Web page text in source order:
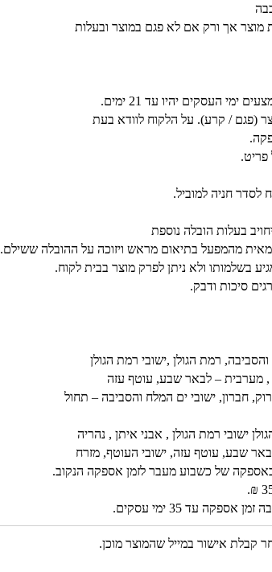
אך ורק אם לא פגם במוצר ובעלות
העסקים יהיו עד 21 ימים.
(פגם / קרע). על הלקוח לוודא בעת
לסדר חניה למוביל.
בעלות הובלה נוספת
מהמפעל בתיאום מראש ויזוכה על ההובלה ששילם.
בשלמותו ולא ניתן לפרק מוצר בבית לקוח.
סיכות ודבק.
רמת הגולן ,ישובי רמת הגולן
, מערבית – לבאר שבע, עוטף עזה
חברון, ישובי ים המלח והסביבה – תחול
ישובי רמת הגולן , אבני איתן , נהריה
שבע, עוטף עזה, ישובי העוטף, מזרח
באספקה של כשבוע מעבר לזמן אספקה הנקוב.
עד 35 ימי עסקים.
קבלת אישור במייל שהמוצר מוכן.